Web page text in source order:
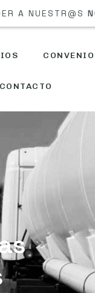
A NUESTR@S
CONTACTO